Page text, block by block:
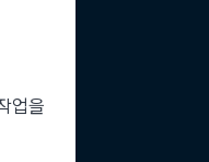
업을